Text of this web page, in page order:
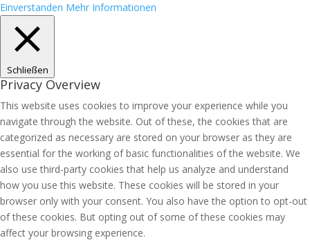
Einverstanden Mehr Informationen
Schließen
Privacy Overview
This website uses cookies to improve your experience while you
navigate through the website. Out of these, the cookies that are
categorized as necessary are stored on your browser as they are
essential for the working of basic functionalities of the website. We
also use third-party cookies that help us analyze and understand
how you use this website. These cookies will be stored in your
browser only with your consent. You also have the option to opt-out
of these cookies. But opting out of some of these cookies may
affect your browsing experience.